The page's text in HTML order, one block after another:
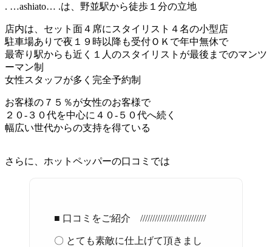
. …ashiato… .は、野並駅から徒歩１分の立地
店内は、セット面４席にスタイリスト４名の小型店
駐車場ありで夜１９時以降も受付ＯＫで年中無休で
最寄り駅からも近く１人のスタイリストが最後までのマンツ
ーマン制
女性スタッフが多く完全予約制
お客様の７５％が女性のお客様で
２０-３０代を中心に４０-５０代へ続く
幅広い世代からの支持を得ている
さらに、ホットペッパーの口コミでは
■ 口コミをご紹介 ///////////////////////////
〇 とても素敵に仕上げて頂きまし